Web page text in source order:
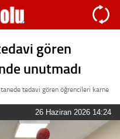
gören
unutmadı
tedavi gören öğrencileri karne
26 Haziran 2026 14:24